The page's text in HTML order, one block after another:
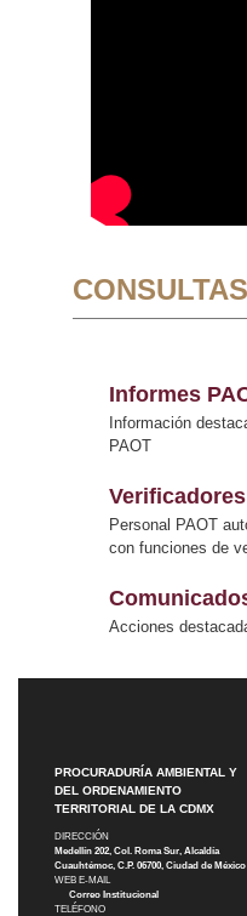
Informes
Información
PAOT
Personal PAOT
con funciones de
Acciones
PROCURADURÍA AMBIENTAL Y
DEL ORDENAMIENTO
TERRITORIAL DE LA CDMX
DIRECCIÓN
Medellín 202, Col. Roma Sur, Alcaldía
Cuauhtémoc, C.P. 06700, Ciudad de México
WEB E-MAIL
Correo Institucional
TELÉFONO